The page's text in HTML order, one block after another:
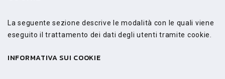
La seguente sezione descrive le modalità con le quali viene
eseguito il trattamento dei dati degli utenti tramite cookie.
INFORMATIVA SUI COOKIE